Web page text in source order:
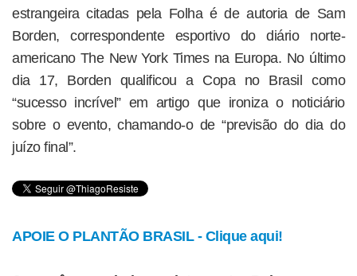
estrangeira citadas pela Folha é de autoria de Sam
Borden, correspondente esportivo do diário norte-
americano The New York Times na Europa. No último
dia 17, Borden qualificou a Copa no Brasil como
“sucesso incrível” em artigo que ironiza o noticiário
sobre o evento, chamando-o de “previsão do dia do
juízo final”.
APOIE O PLANTÃO BRASIL - Clique aqui!